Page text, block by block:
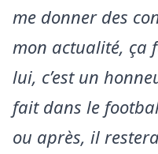
me donner des
mon actualité, ça
lui, c’est un
fait dans le
ou après, il